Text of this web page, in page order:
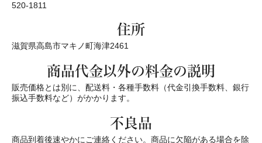
520-1811
住所
滋賀県高島市マキノ町海津2461
商品代金以外の料金の説明
販売価格とは別に、配送料・各種手数料（代金引換手数料、銀行
振込手数料など）がかかります。
不良品
商品到着後速やかにご連絡ください。商品に欠陥がある場合を除